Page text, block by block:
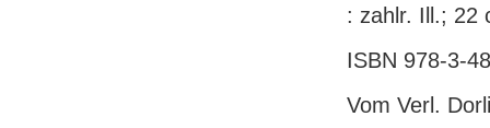
: zahlr. Ill.; 22
ISBN 978-3-
Vom Verl.